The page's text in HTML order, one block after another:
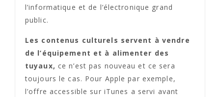
l’informatique et de l’électronique grand
public.
Les contenus culturels servent à vendre
de l’équipement et à alimenter des
tuyaux, ce n’est pas nouveau et ce sera
toujours le cas. Pour Apple par exemple,
l’offre accessible sur iTunes a servi avant